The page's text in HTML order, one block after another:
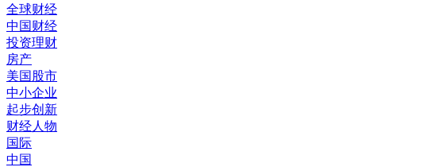
全球财经
中国财经
投资理财
房产
美国股市
中小企业
起步创新
财经人物
国际
中国